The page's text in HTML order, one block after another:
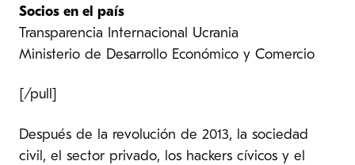
Socios en el país
Transparencia Internacional Ucrania
Ministerio de Desarrollo Económico y Comercio
[/pull]
Después de la revolución de 2013, la sociedad
civil, el sector privado, los hackers cívicos y el